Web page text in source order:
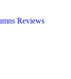
Reviews